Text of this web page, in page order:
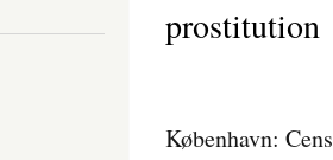
prostitution
København: